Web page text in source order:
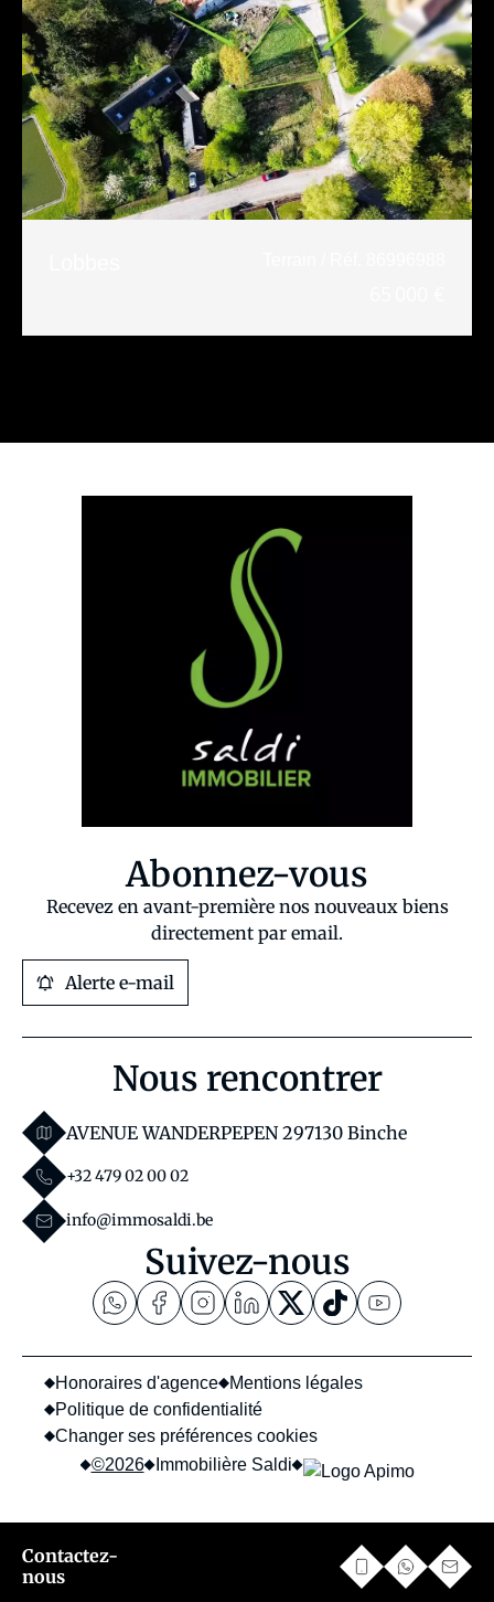
Contactez-
nous
Abonnez-vous
Recevez en avant-première nos nouveaux biens
directement par email.
Alerte e-mail
Nous rencontrer
AVENUE WANDERPEPEN 297130 Binche
+32 479 02 00 02
info@immosaldi.be
Suivez-nous
©2026 Immobilière Saldi
Honoraires d'agence
Mentions légales
Politique de confidentialité
Changer ses préférences cookies
Ce site est protégé par reCAPTCHA et les règles de confidentialitéet les
de Google s'appliquent.